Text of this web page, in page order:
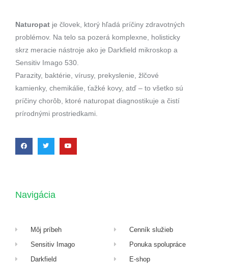
Naturopat je človek, ktorý hľadá príčiny zdravotných
problémov. Na telo sa pozerá komplexne, holisticky
skrz meracie nástroje ako je Darkfield mikroskop a
Sensitiv Imago 530.
Parazity, baktérie, vírusy, prekyslenie, žlčové
kamienky, chemikálie, ťažké kovy, atď – to všetko sú
príčiny chorôb, ktoré naturopat diagnostikuje a čistí
prírodnými prostriedkami.
Navigácia
Môj príbeh
Sensitiv Imago
Darkfield
Cenník služieb
Ponuka spolupráce
E-shop